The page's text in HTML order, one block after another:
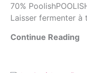
70%
Laisser fermenter
Continue Reading